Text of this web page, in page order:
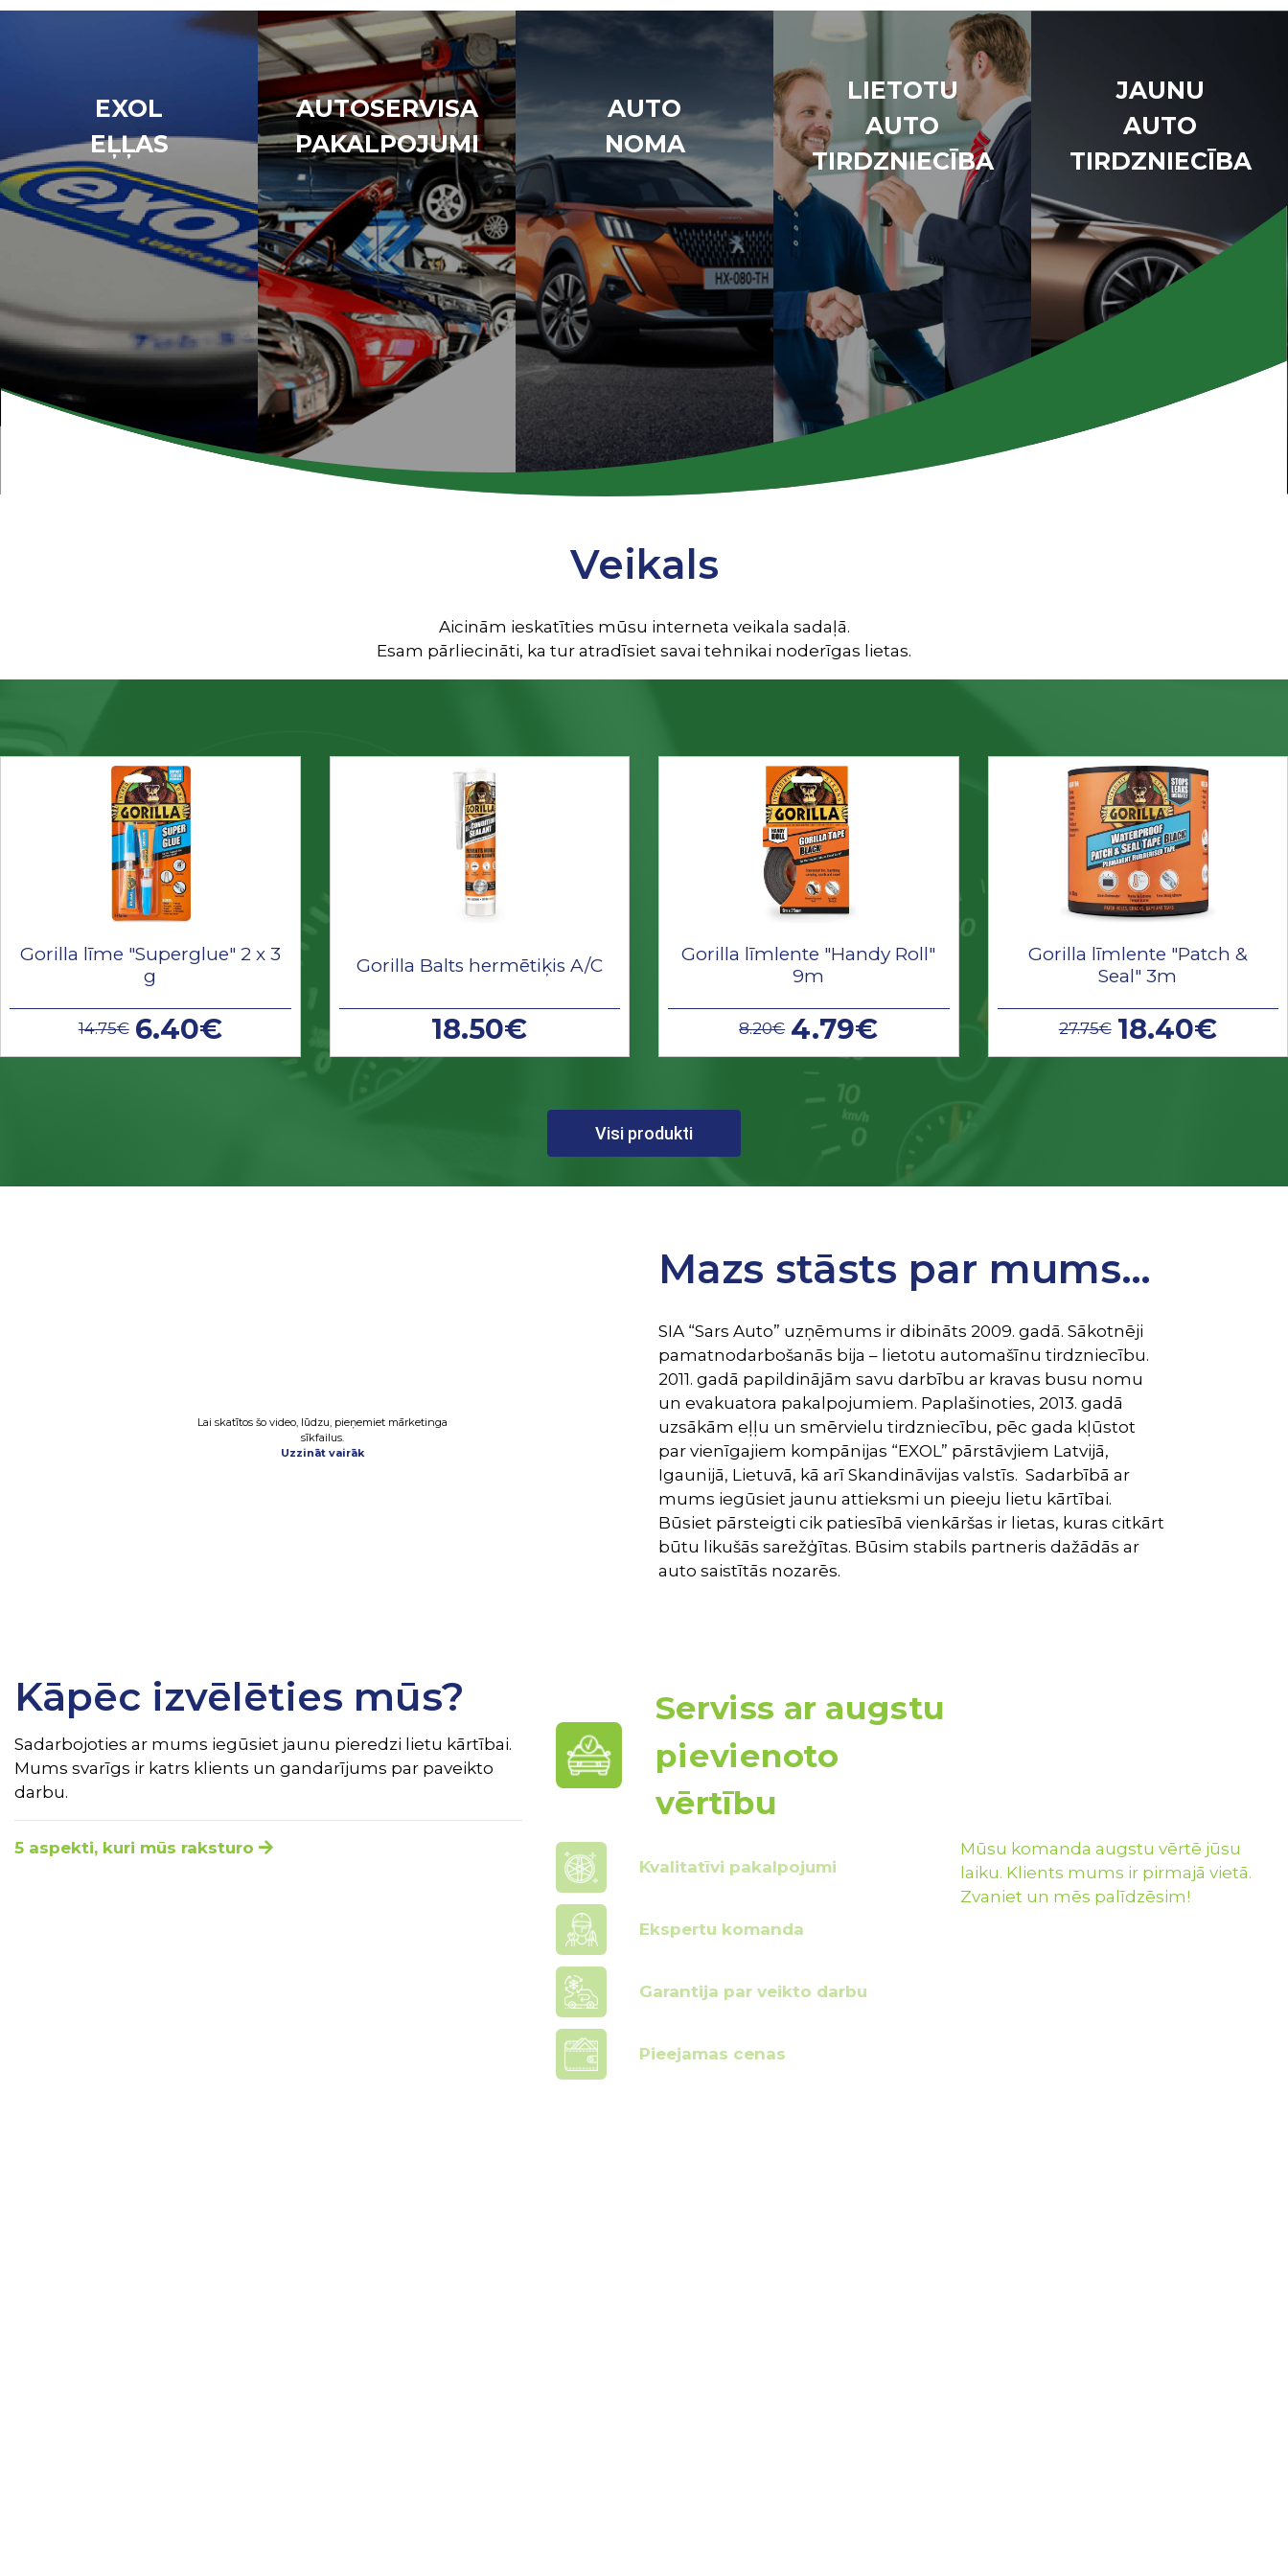
EXOL
EĻĻAS
AUTOSERVISA
PAKALPOJUMI
AUTO
NOMA
LIETOTU
AUTO
TIRDZNIECĪBA
JAUNU
AUTO
TIRDZNIECĪBA
Veikals
Aicinām ieskatīties mūsu interneta veikala sadaļā.
Esam pārliecināti, ka tur atradīsiet savai tehnikai noderīgas lietas.
Gorilla līme "Superglue" 2 x 3
g
14.75€ 6.40€
Gorilla Balts hermētiķis A/C
18.50€
Gorilla līmlente "Handy Roll"
9m
8.20€ 4.79€
Gorilla līmlente "Patch &
Seal" 3m
27.75€ 18.40€
Visi produkti
Lai skatītos šo video, lūdzu, pieņemiet mārketinga
sīkfailus.
Uzzināt vairāk
Mazs stāsts par mums…
SIA “Sars Auto” uzņēmums ir dibināts 2009. gadā. Sākotnēji
pamatnodarbošanās bija – lietotu automašīnu tirdzniecību.
2011. gadā papildinājām savu darbību ar kravas busu nomu
un evakuatora pakalpojumiem. Paplašinoties, 2013. gadā
uzsākām eļļu un smērvielu tirdzniecību, pēc gada kļūstot
par vienīgajiem kompānijas “EXOL” pārstāvjiem Latvijā,
Igaunijā, Lietuvā, kā arī Skandināvijas valstīs. Sadarbībā ar
mums iegūsiet jaunu attieksmi un pieeju lietu kārtībai.
Būsiet pārsteigti cik patiesībā vienkāršas ir lietas, kuras citkārt
būtu likušās sarežģītas. Būsim stabils partneris dažādās ar
auto saistītās nozarēs.
Kāpēc izvēlēties mūs?
Sadarbojoties ar mums iegūsiet jaunu pieredzi lietu kārtībai.
Mums svarīgs ir katrs klients un gandarījums par paveikto
darbu.
5 aspekti, kuri mūs raksturo
Serviss ar augstu
pievienoto
vērtību
Kvalitatīvi pakalpojumi
Ekspertu komanda
Garantija par veikto darbu
Pieejamas cenas
Mūsu komanda augstu vērtē jūsu
laiku. Klients mums ir pirmajā vietā.
Zvaniet un mēs palīdzēsim!